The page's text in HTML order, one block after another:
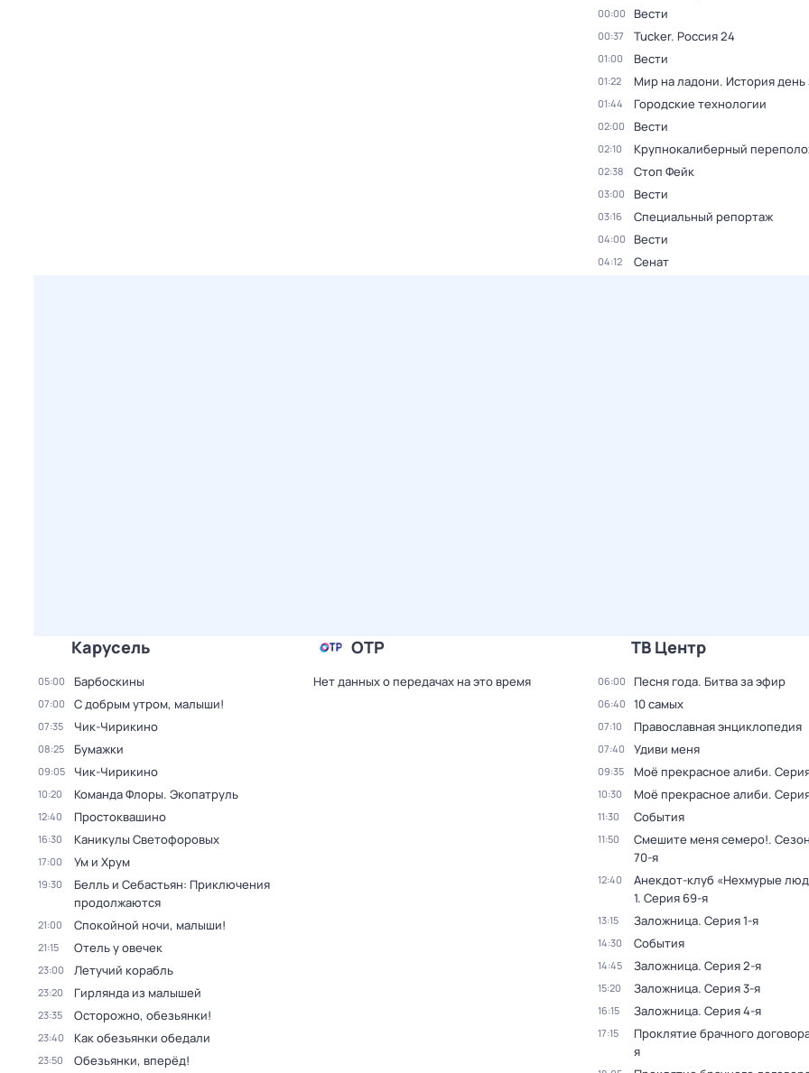
00:00 Вести
00:37 Tucker. Россия 24
01:00 Вести
01:22 Мир на ладони. История день
01:44 Городские технологии
02:00 Вести
02:10 Крупнокалиберный
02:38 Стоп Фейк
03:00 Вести
03:16 Специальный репортаж
04:00 Вести
04:12 Сенат
Карусель
05:00 Барбоскины
07:00 С добрым утром, малыши!
07:35 Чик-Чирикино
08:25 Бумажки
09:05 Чик-Чирикино
10:20 Команда Флоры. Экопатруль
12:40 Простоквашино
16:30 Каникулы Светофоровых
17:00 Ум и Хрум
19:30
Белль и Себастьян: Приключения
продолжаются
21:00 Спокойной ночи, малыши!
21:15 Отель у овечек
23:00 Летучий корабль
23:20 Гирлянда из малышей
23:35 Осторожно, обезьянки!
23:40 Как обезьянки обедали
23:50 Обезьянки, вперёд!
ОТР
Нет данных о передачах на это время
ТВ Центр
06:00 Песня года. Битва за эфир
06:40 10 самых
07:10 Православная энциклопедия
07:40 Удиви меня
09:35 Моё прекрасное алиби.
10:30 Моё прекрасное алиби.
11:30 События
11:50 Смешите меня семеро!.
70-я
12:40 Анекдот-клуб «Нехмурые
1. Серия 69-я
13:15 Заложница. Серия 1-я
14:30 События
14:45 Заложница. Серия 2-я
15:20 Заложница. Серия 3-я
16:15 Заложница. Серия 4-я
17:15 Проклятие брачного
я